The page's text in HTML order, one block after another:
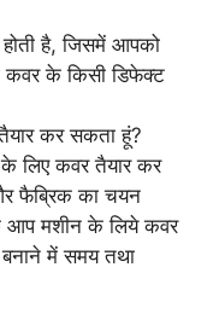
है, जिसमें आपको
तक कवर के किसी डिफेक्ट
कर सकता हूं?
लिए कवर तैयार कर
फैब्रिक का चयन
आप मशीन के लिये कवर
बनाने में समय तथा